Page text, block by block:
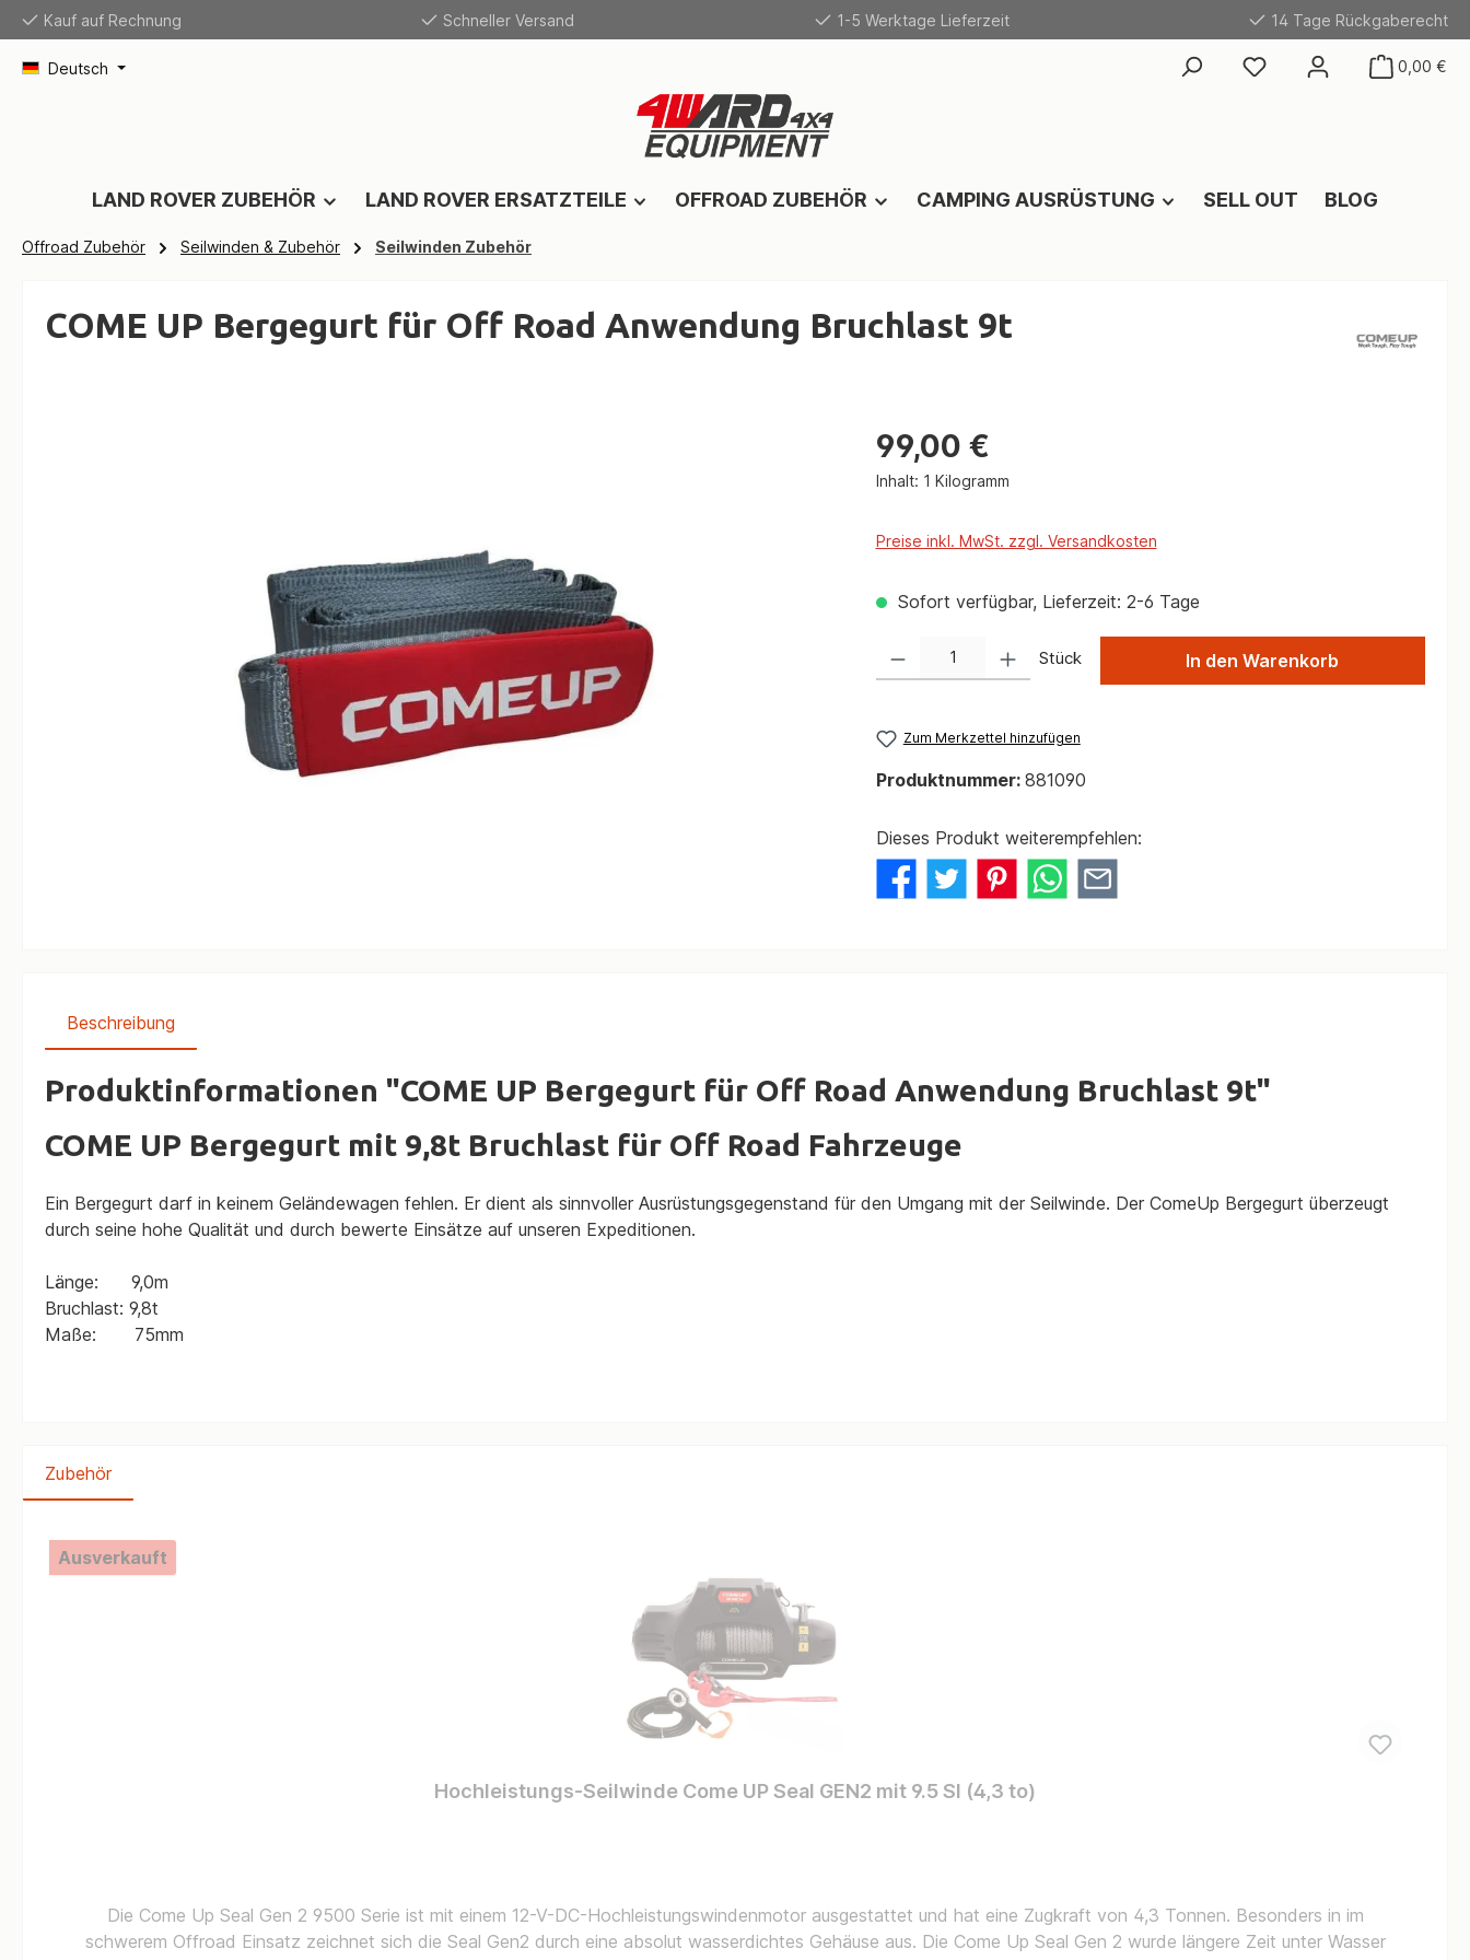
Zur Hauptnavigation springen
Kauf auf Rechnung Schneller Versand 1-5 Werktage Lieferzeit 14 Tage Rückgaberecht
Deutsch 0,00 €
LAND ROVER ZUBEHÖR LAND ROVER ERSATZTEILE OFFROAD ZUBEHÖR CAMPING AUSRÜSTUNG SELL OUT BLOG
Offroad Zubehör Seilwinden & Zubehör Seilwinden Zubehör
COME UP Bergegurt für Off Road Anwendung Bruchlast 9t
99,00 €
Inhalt: 1 Kilogramm
Preise inkl. MwSt. zzgl. Versandkosten
Sofort verfügbar, Lieferzeit: 2-6 Tage
Stück In den Warenkorb
Zum Merkzettel hinzufügen
Produktnummer: 881090
Dieses Produkt weiterempfehlen:
Beschreibung
Produktinformationen "COME UP Bergegurt für Off Road Anwendung Bruchlast 9t"
COME UP Bergegurt mit 9,8t Bruchlast für Off Road Fahrzeuge
Ein Bergegurt darf in keinem Geländewagen fehlen. Er dient als sinnvoller Ausrüstungsgegenstand für den Umgang mit der Seilwinde. Der ComeUp Bergegurt überzeugt
durch seine hohe Qualität und durch bewerte Einsätze auf unseren Expeditionen.
Länge: 9,0m
Bruchlast: 9,8t
Maße: 75mm
Zubehör
Produktgalerie überspringen
Ausverkauft
Hochleistungs-Seilwinde Come UP Seal GEN2 mit 9.5 SI (4,3 to)
Die Come Up Seal Gen 2 9500 Serie ist mit einem 12-V-DC-Hochleistungswindenmotor ausgestattet und hat eine Zugkraft von 4,3 Tonnen. Besonders in im
schwerem Offroad Einsatz zeichnet sich die Seal Gen2 durch eine absolut wasserdichtes Gehäuse aus. Die Come Up Seal Gen 2 wurde längere Zeit unter Wasser